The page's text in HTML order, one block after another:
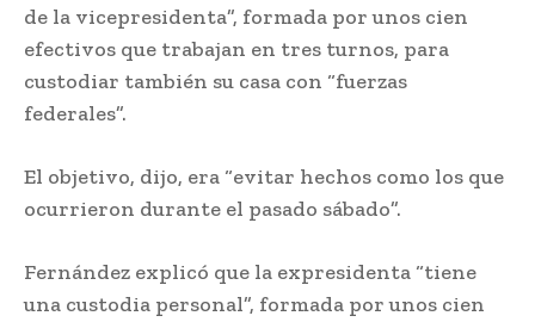
de la vicepresidenta”, formada por unos cien
efectivos que trabajan en tres turnos, para
custodiar también su casa con “fuerzas
federales”.
El objetivo, dijo, era “evitar hechos como los que
ocurrieron durante el pasado sábado”.
Fernández explicó que la expresidenta “tiene
una custodia personal”, formada por unos cien